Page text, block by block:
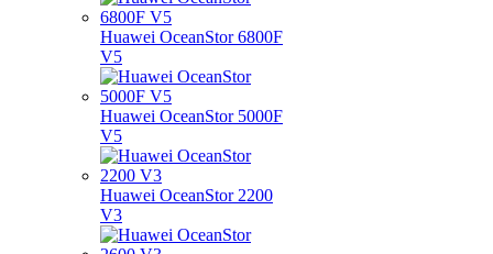
Huawei OceanStor 6800F
V5
Huawei OceanStor 5000F
V5
Huawei OceanStor 2200
V3